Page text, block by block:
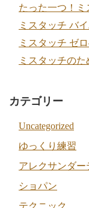
たった一つ！
ミスタッチ バイ
ミスタッチ ゼ
ミスタッチの
カテゴリー
Uncategorized
ゆっくり練習
アレクサンダー
ショパン
テクニック